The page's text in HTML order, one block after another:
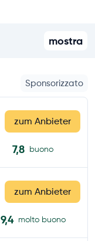
mostra
Sponsorizzato
zum Anbieter
7,8 buono
zum Anbieter
9,4 molto buono